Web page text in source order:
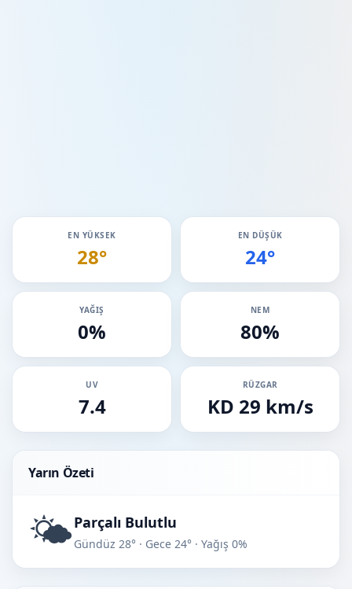
EN YÜKSEK
28°
EN DÜŞÜK
24°
YAĞIŞ
0%
NEM
80%
UV
7.4
RÜZGAR
KD 29 km/s
Yarın Özeti
🌤️Parçalı Bulutlu
Gündüz 28° · Gece 24° · Yağış 0%